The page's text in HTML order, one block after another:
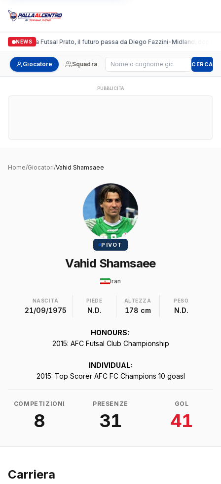
NEWS
Italgronda Futsal Prato, il futuro passa da Diego Fazzini•Midland, doppio
Giocatore Squadra Cerca giocatore CERCA
PUBBLICITÀ
Home/Giocatori/Vahid Shamsaee
PIVOT
Vahid Shamsaee
Iran
NASCITA
21/09/1975
PIEDE
N.D.
ALTEZZA
178 cm
PESO
N.D.
HONOURS:
2015: AFC Futsal Club Championship
INDIVIDUAL:
2015: Top Scorer AFC FC Champions 10 goasl
COMPETIZIONI
8
PRESENZE
31
GOL
41
Carriera